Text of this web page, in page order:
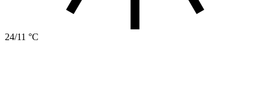
24/11 °C